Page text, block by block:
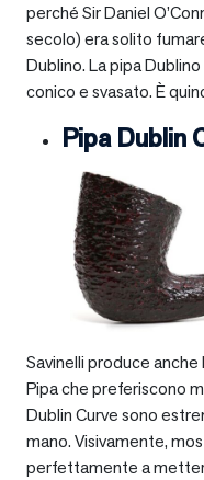
perché Sir Daniel
secolo) era solito
Dublino. La pipa
conico e svasato. È
Pipa Dublin
Savinelli produce
Pipa che preferiscono
Dublin Curve sono
mano. Visivamente,
perfettamente a